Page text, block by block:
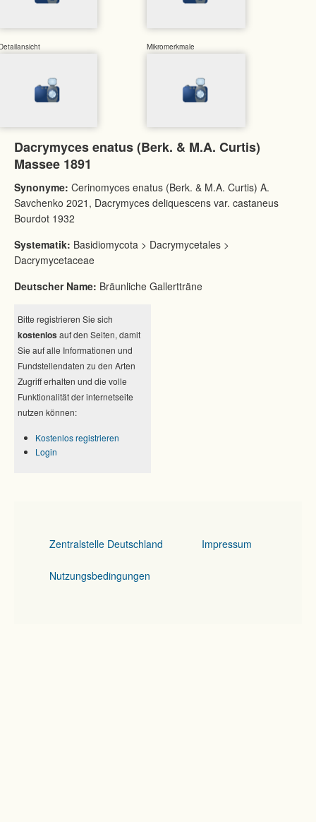
Mikromerkmale
Dacrymyces enatus (Berk. & M.A. Curtis)
Massee 1891
Synonyme: Cerinomyces enatus (Berk. & M.A. Curtis) A.
Savchenko 2021, Dacrymyces deliquescens var. castaneus
Bourdot 1932
Systematik: Basidiomycota > Dacrymycetales >
Dacrymycetaceae
Deutscher Name: Bräunliche Gallertträne
Bitte registrieren Sie sich
kostenlos auf den Seiten, damit
Sie auf alle Informationen und
Fundstellendaten zu den Arten
Zugriff erhalten und die volle
Funktionalität der internetseite
nutzen können:
Kostenlos registrieren
Login
Zentralstelle Deutschland Impressum
Nutzungsbedingungen